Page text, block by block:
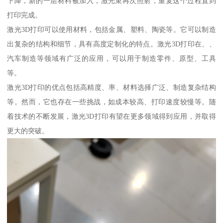
打印完成。
激光3D打印可以使用材料，包括金属、塑料、陶瓷等。它可以制造
出复杂的结构和细节，具有高度定制化的特点。激光3D打印在、、
汽车制造等领域有广泛的应用，可以用于制造零件、原型、工具
等。
激光3D打印的优点包括高精度、率、材料选择广泛、制造复杂结构
等。然而，它也存在一些挑战，如成本较高、打印速度较慢等。随
着技术的不断发展，激光3D打印有望在更多领域得到应用，并取得
更大的突破。